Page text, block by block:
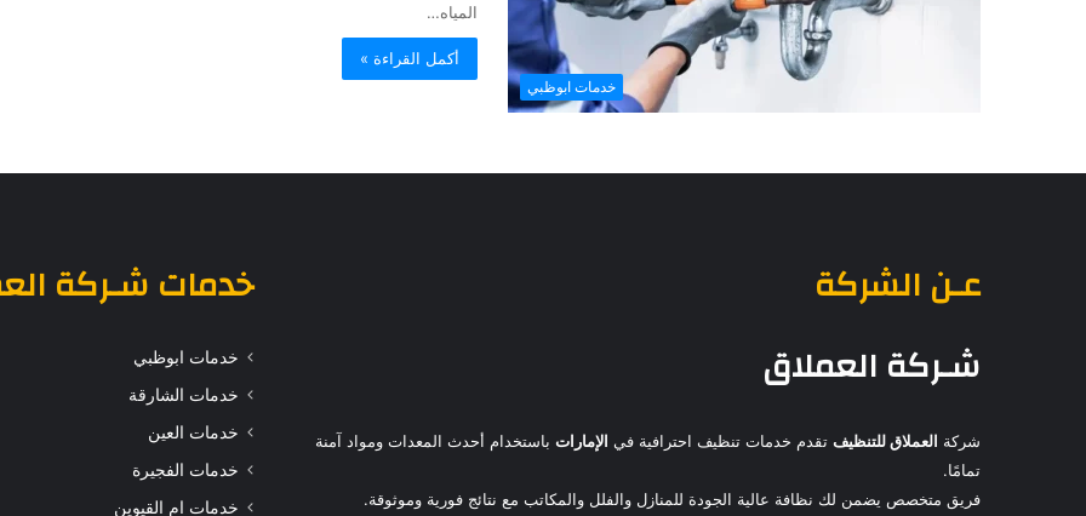
خدمات ابوظبي
المياه…
أكمل القراءة »
عـن الشركة
شـركة العملاق
شركة العملاق للتنظيف تقدم خدمات تنظيف احترافية في الإمارات باستخدام أحدث المعدات ومواد آمنة
تمامًا.
فريق متخصص يضمن لك نظافة عالية الجودة للمنازل والفلل والمكاتب مع نتائج فورية وموثوقة.
خدمات شـركة
خدمات ابوظبي
خدمات الشارقة
خدمات العين
خدمات الفجيرة
خدمات ام القيوين